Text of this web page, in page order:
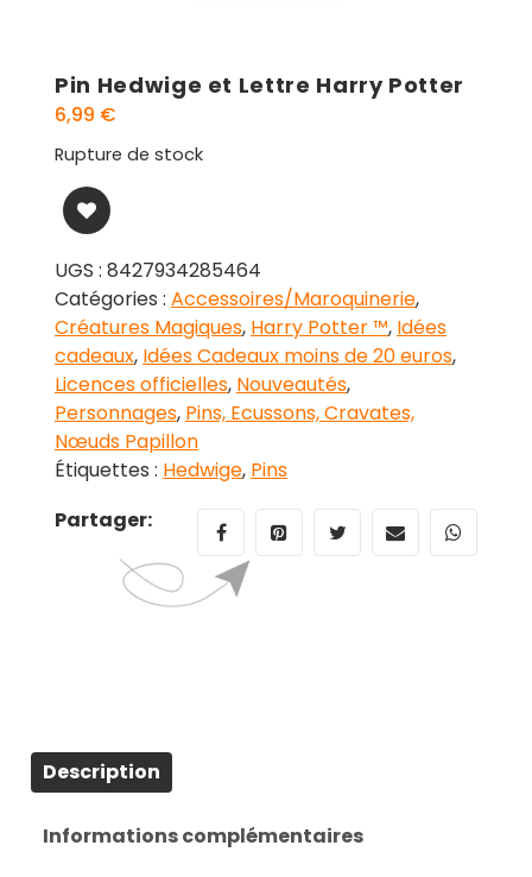
Pin Hedwige et Lettre Harry Potter
6,99 €
Rupture de stock
UGS : 8427934285464
Catégories : Accessoires/Maroquinerie,
Créatures Magiques, Harry Potter ™, Idées
cadeaux, Idées Cadeaux moins de 20 euros,
Licences officielles, Nouveautés,
Personnages, Pins, Ecussons, Cravates,
Nœuds Papillon
Étiquettes : Hedwige, Pins
Partager:
Description
Informations complémentaires